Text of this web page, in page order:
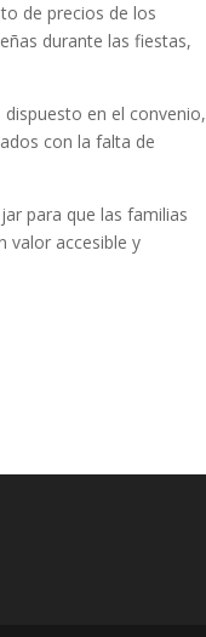
de precios de los
durante las fiestas,
en el convenio,
con la falta de
para que las familias
valor accesible y